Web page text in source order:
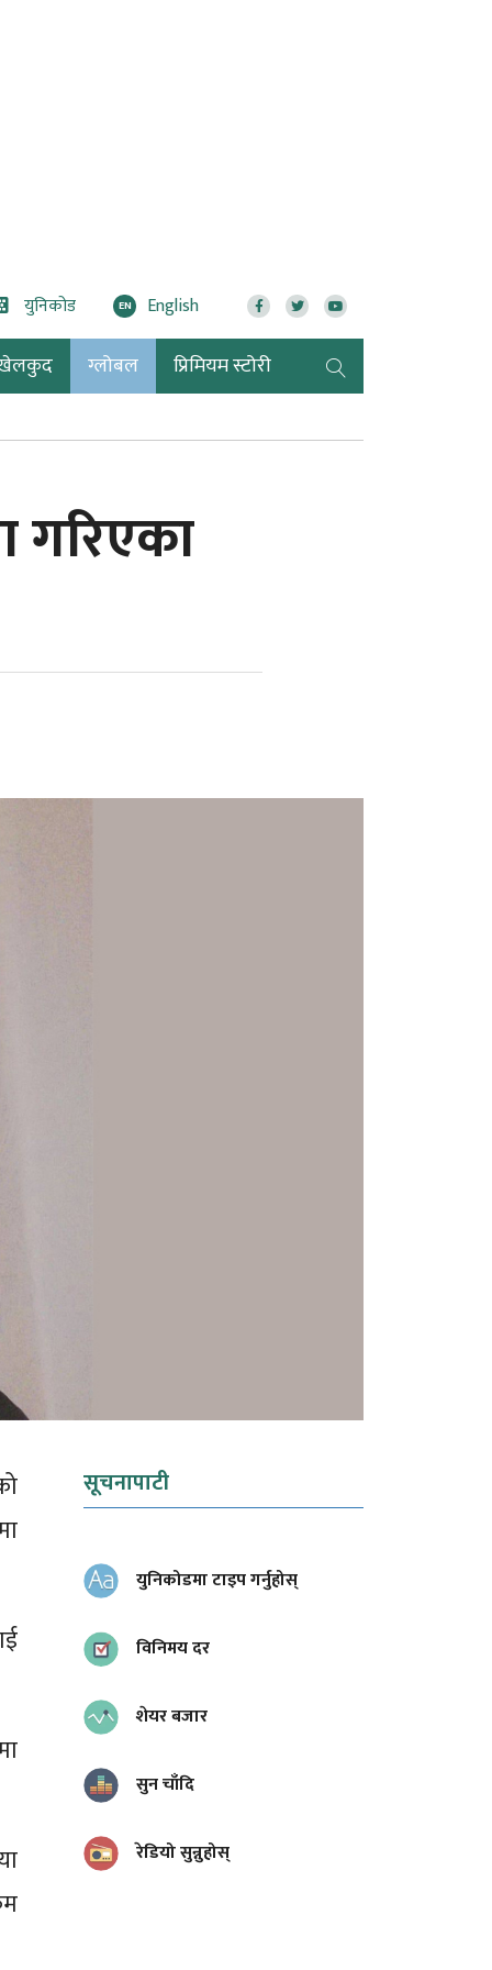
युनिकोड EN English
ग्लोबल प्रिमियम स्टोरी
गरिएका
सूचनापाटी
युनिकोडमा टाइप गर्नुहोस्
विनिमय दर
शेयर बजार
सुन चाँदि
रेडियो सुन्नुहोस्